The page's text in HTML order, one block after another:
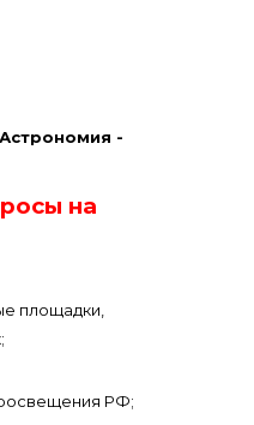
Астрономия -
на
площадки,
РФ;